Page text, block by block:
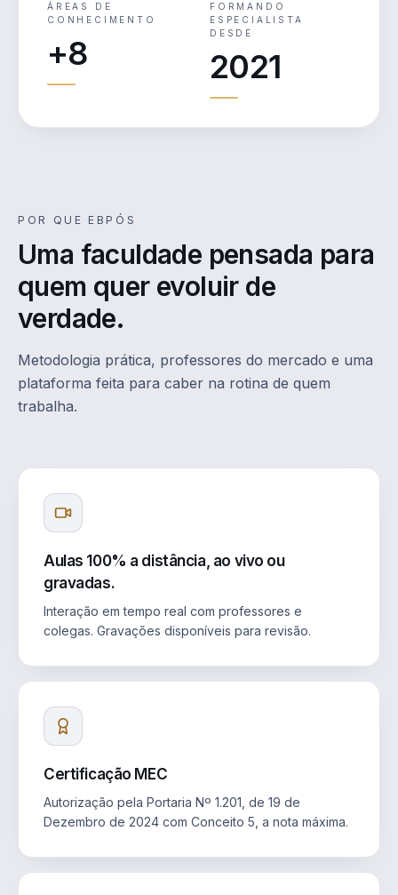
ÁREAS DE
CONHECIMENTO
+8
FORMANDO
ESPECIALISTA
DESDE
2021
POR QUE EBPÓS
Uma faculdade pensada para
quem quer evoluir de
verdade.
Metodologia prática, professores do mercado e uma
plataforma feita para caber na rotina de quem
trabalha.
Aulas 100% a distância, ao vivo ou
gravadas.
Interação em tempo real com professores e
colegas. Gravações disponíveis para revisão.
Certificação MEC
Autorização pela Portaria Nº 1.201, de 19 de
Dezembro de 2024 com Conceito 5, a nota máxima.